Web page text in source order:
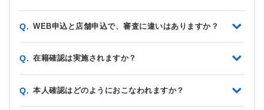
Q. WEB申込と店舗申込で、審査に違いはありますか？
Q. 在籍確認は実施されますか？
Q. 本人確認はどのようにおこなわれますか？